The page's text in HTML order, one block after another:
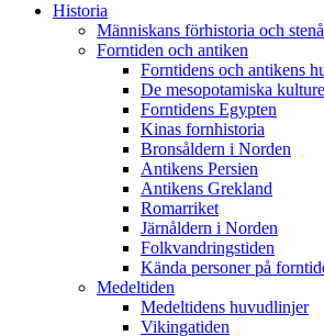
Historia
Människans förhistoria och
Forntiden och antiken
Forntidens och antikens
De mesopotamiska
Forntidens Egypten
Kinas fornhistoria
Bronsåldern i Norden
Antikens Persien
Antikens Grekland
Romarriket
Järnåldern i Norden
Folkvandringstiden
Kända personer på
Medeltiden
Medeltidens huvudlinjer
Vikingatiden